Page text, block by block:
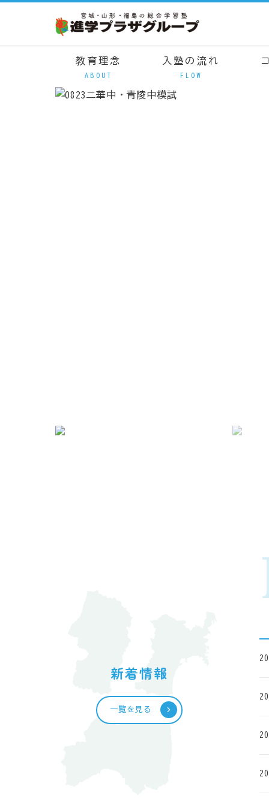
教育理念
ABOUT
入塾の流れ
FLOW
新着情報
一覧を見る